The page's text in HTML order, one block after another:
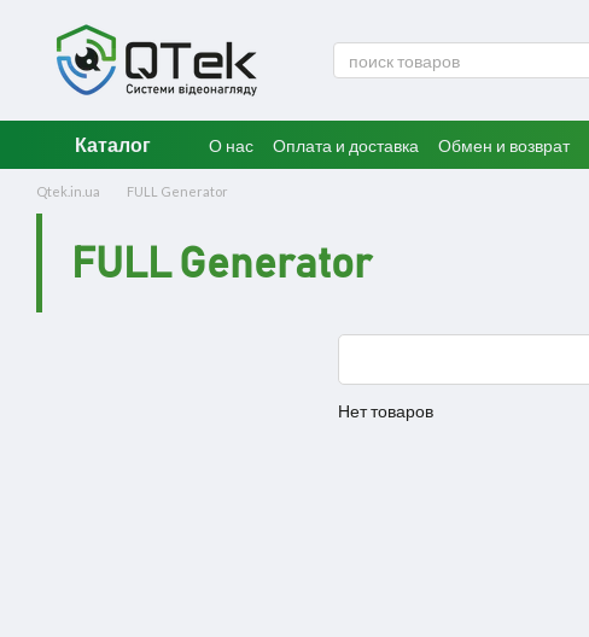
Каталог О нас Оплата и доставка Обмен и возврат
Qtek.in.ua FULL Generator
FULL Generator
Нет товаров